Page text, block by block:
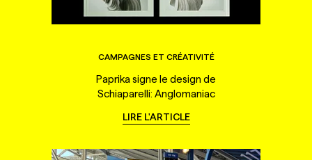
CAMPAGNES ET CRÉATIVITÉ
Paprika signe le design de
Schiaparelli: Anglomaniac
LIRE L'ARTICLE